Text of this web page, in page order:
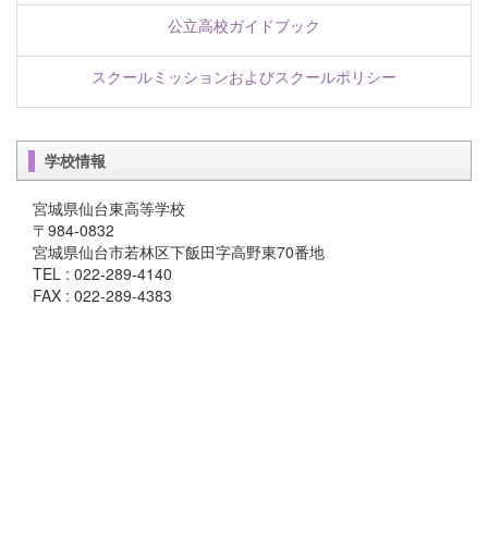
公立高校ガイドブック
スクールミッションおよびスクールポリシー
学校情報
宮城県仙台東高等学校
〒984-0832
宮城県仙台市若林区下飯田字高野東70番地
TEL : 022-289-4140
FAX : 022-289-4383